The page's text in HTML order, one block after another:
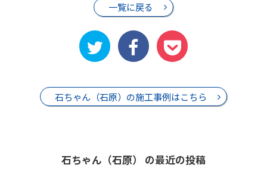
一覧に戻る
石ちゃん（石原）の施工事例はこちら
石ちゃん（石原） の最近の投稿